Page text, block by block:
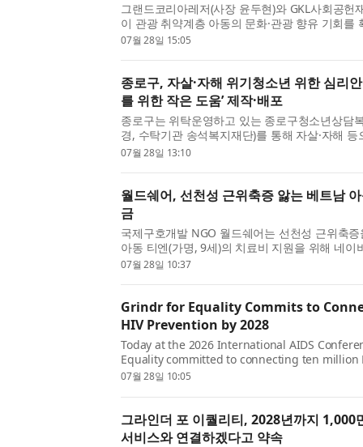
그랜드코리아레저(사장 윤두현)와 GKL사회공헌
이 관광 취약계층 아동의 문화·관광 향유 기회를
기회를 제공하기 위해 ‘2026 GKL과 함께하는 행
07월 28일 15:05
종로구, 자살·자해 위기청소년 위한 심리
를 위한 작은 도움’ 제작·배포
종로구는 위탁운영하고 있는 종로구청소년상담
경, 수탁기관 송석복지재단)를 통해 자살·자해
을 겪는 위기청소년의 정서적 안정을 지원하기
07월 28일 13:10
월드쉐어, 선천성 근위축증 앓는 베트남
금
국제구호개발 NGO 월드쉐어는 선천성 근위축
아동 티엔(가명, 9세)의 치료비 지원을 위해 네이
행하고 있다. 선천성 근위축증은 근육의 힘이 점
07월 28일 10:37
Grindr for Equality Commits to
HIV Prevention by 2028
Today at the 2026 International AIDS
Equality committed to connecting ten million
HIV prevention by 2028, leveraging its
07월 28일 10:05
그라인더 포 이퀄리티, 2028년까지 1,000
서비스와 연결하겠다고 약속